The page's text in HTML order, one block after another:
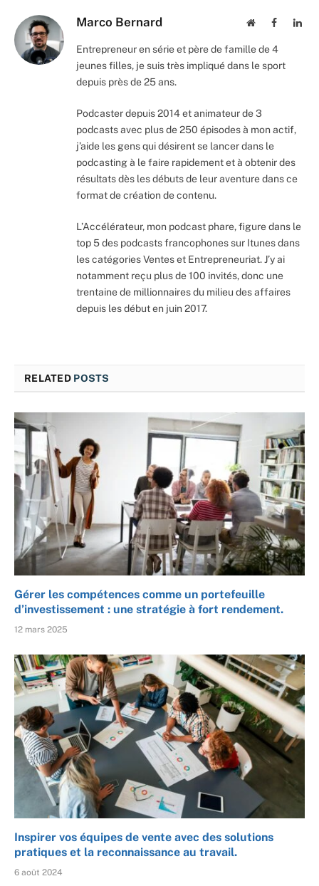
Marco Bernard WebsiteFacebook
Entrepreneur en série et père de famille de 4
jeunes filles, je suis très impliqué dans le sport
depuis près de 25 ans.
Podcaster depuis 2014 et animateur de 3
podcasts avec plus de 250 épisodes à mon actif,
j’aide les gens qui désirent se lancer dans le
podcasting à le faire rapidement et à obtenir des
résultats dès les débuts de leur aventure dans ce
format de création de contenu.
L’Accélérateur, mon podcast phare, figure dans le
top 5 des podcasts francophones sur Itunes dans
les catégories Ventes et Entrepreneuriat. J’y ai
notamment reçu plus de 100 invités, donc une
trentaine de millionnaires du milieu des affaires
depuis les début en juin 2017.
RELATED POSTS
Gérer les compétences comme un portefeuille
d’investissement : une stratégie à fort rendement.
12 mars 2025
Inspirer vos équipes de vente avec des solutions
pratiques et la reconnaissance au travail.
6 août 2024